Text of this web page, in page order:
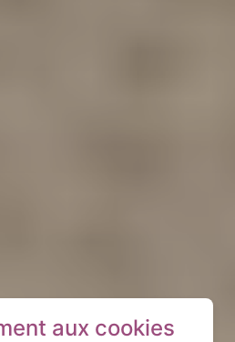
aux cookies